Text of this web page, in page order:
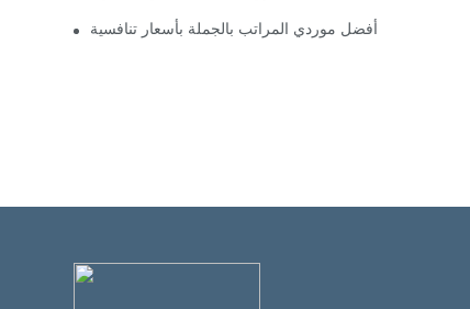
أفضل موردي المراتب بالجملة بأسعار تنافسية